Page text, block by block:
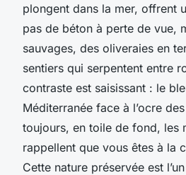
plongent dans la mer, offrent
pas de béton à perte de vue,
sauvages, des oliveraies en
sentiers qui serpentent entre
contraste est saisissant : le
Méditerranée face à l’ocre
toujours, en toile de fond, les
rappellent que vous êtes à la
Cette nature préservée est